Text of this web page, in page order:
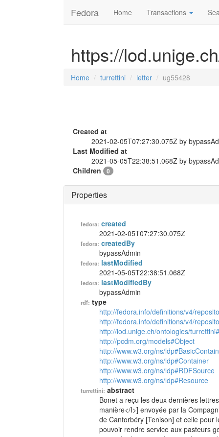
Fedora Home Transactions
https://
Home turrettini letter ug55428
Created at
2021-02-05T07:27:30.075Z by
Last Modified at
2021-05-05T22:38:51.068Z by
Children
0
Properties
fedora: created
2021-02-05T07:27:30.075Z
fedora: createdBy
bypassAdmin
fedora: lastModified
2021-05-05T22:38:51.068Z
fedora: lastModifiedBy
bypassAdmin
rdf: type
http://fedora.info/definitions/v4/
http://fedora.info/definitions/v4/
http://lod.unige.ch/ontologies/
http://pcdm.org/models#Object
http://www.w3.org/ns/
http://www.w3.org/ns/ldp#Container
http://www.w3.org/ns/ldp#RDFSource
http://www.w3.org/ns/ldp#Resource
turrettini: abstract
Bonet a reçu les deux dernières
manière</I>] envoyée par la
de Cantorbéry [Tenison] et celle pour
pouvoir rendre service aux pasteurs